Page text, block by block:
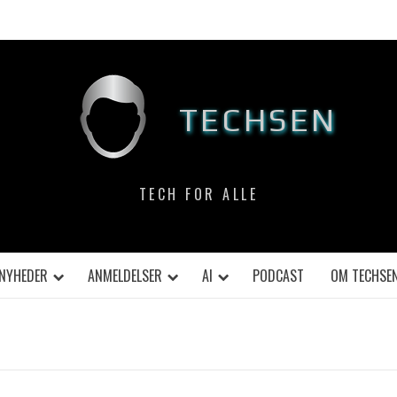
TECHSEN
TECH FOR ALLE
NYHEDER ANMELDELSER AI PODCAST OM